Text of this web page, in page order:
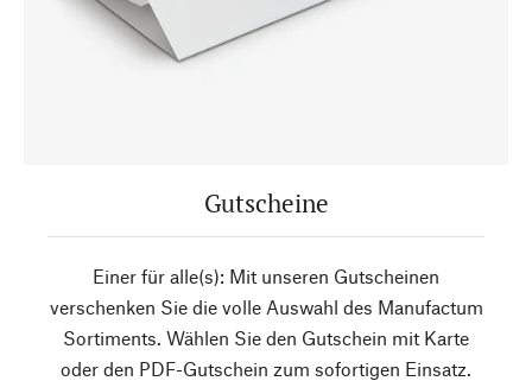
Gutscheine
Einer für alle(s): Mit unseren Gutscheinen
verschenken Sie die volle Auswahl des Manufactum
Sortiments. Wählen Sie den Gutschein mit Karte
oder den PDF-Gutschein zum sofortigen Einsatz.